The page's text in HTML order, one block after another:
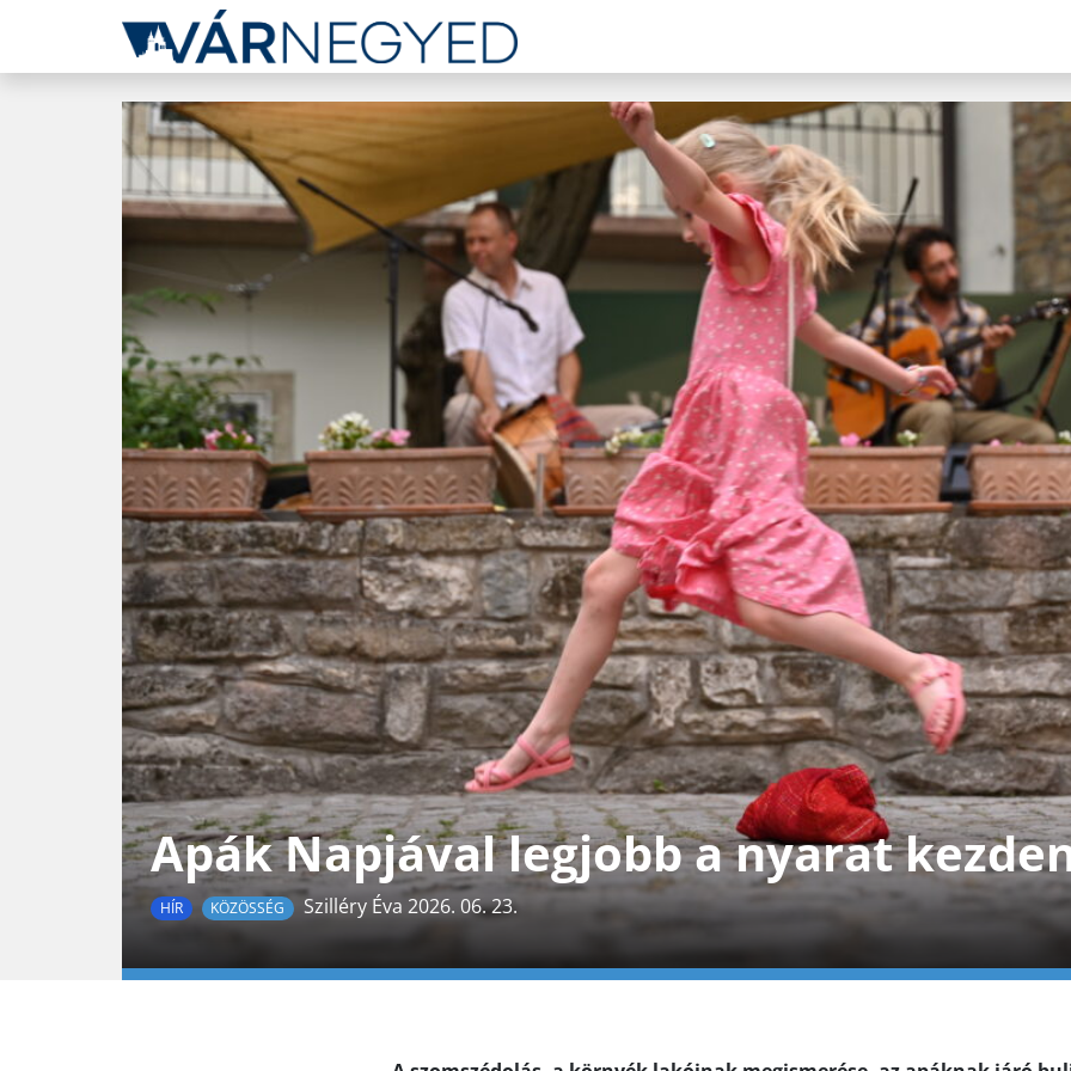
Apák Napjával legjobb a nyarat
HÍR KÖZÖSSÉG Szilléry Éva 2026. 06. 23.